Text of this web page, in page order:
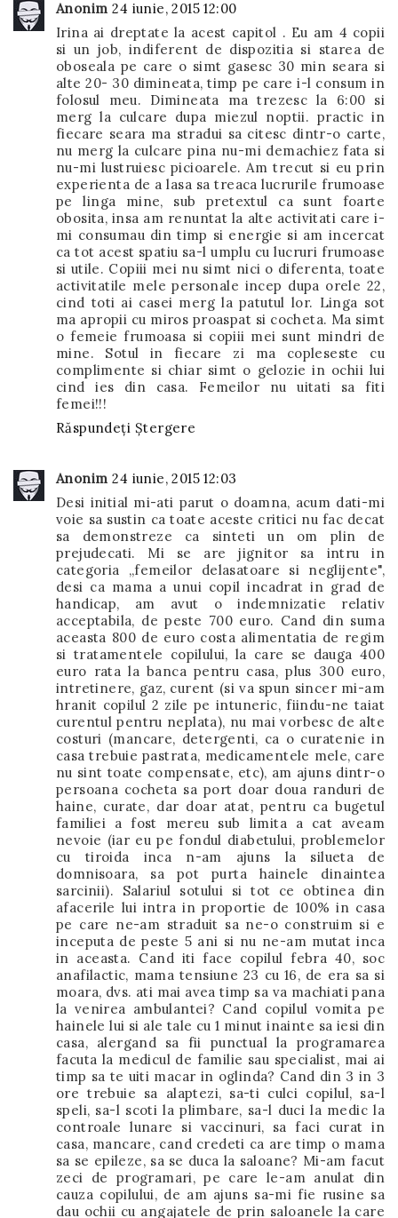
Anonim 24 iunie, 2015 12:00
Irina ai dreptate la acest capitol . Eu am 4 copii
si un job, indiferent de dispozitia si starea de
oboseala pe care o simt gasesc 30 min seara si
alte 20- 30 dimineata, timp pe care i-l consum in
folosul meu. Dimineata ma trezesc la 6:00 si
merg la culcare dupa miezul noptii. practic in
fiecare seara ma stradui sa citesc dintr-o carte,
nu merg la culcare pina nu-mi demachiez fata si
nu-mi lustruiesc picioarele. Am trecut si eu prin
experienta de a lasa sa treaca lucrurile frumoase
pe linga mine, sub pretextul ca sunt foarte
obosita, insa am renuntat la alte activitati care i-
mi consumau din timp si energie si am incercat
ca tot acest spatiu sa-l umplu cu lucruri frumoase
si utile. Copiii mei nu simt nici o diferenta, toate
activitatile mele personale incep dupa orele 22,
cind toti ai casei merg la patutul lor. Linga sot
ma apropii cu miros proaspat si cocheta. Ma simt
o femeie frumoasa si copiii mei sunt mindri de
mine. Sotul in fiecare zi ma copleseste cu
complimente si chiar simt o gelozie in ochii lui
cind ies din casa. Femeilor nu uitati sa fiti
femei!!!
Răspundeți Ștergere
Anonim 24 iunie, 2015 12:03
Desi initial mi-ati parut o doamna, acum dati-mi
voie sa sustin ca toate aceste critici nu fac decat
sa demonstreze ca sinteti un om plin de
prejudecati. Mi se are jignitor sa intru in
categoria ,,femeilor delasatoare si neglijente",
desi ca mama a unui copil incadrat in grad de
handicap, am avut o indemnizatie relativ
acceptabila, de peste 700 euro. Cand din suma
aceasta 800 de euro costa alimentatia de regim
si tratamentele copilului, la care se dauga 400
euro rata la banca pentru casa, plus 300 euro,
intretinere, gaz, curent (si va spun sincer mi-am
hranit copilul 2 zile pe intuneric, fiindu-ne taiat
curentul pentru neplata), nu mai vorbesc de alte
costuri (mancare, detergenti, ca o curatenie in
casa trebuie pastrata, medicamentele mele, care
nu sint toate compensate, etc), am ajuns dintr-o
persoana cocheta sa port doar doua randuri de
haine, curate, dar doar atat, pentru ca bugetul
familiei a fost mereu sub limita a cat aveam
nevoie (iar eu pe fondul diabetului, problemelor
cu tiroida inca n-am ajuns la silueta de
domnisoara, sa pot purta hainele dinaintea
sarcinii). Salariul sotului si tot ce obtinea din
afacerile lui intra in proportie de 100% in casa
pe care ne-am straduit sa ne-o construim si e
inceputa de peste 5 ani si nu ne-am mutat inca
in aceasta. Cand iti face copilul febra 40, soc
anafilactic, mama tensiune 23 cu 16, de era sa si
moara, dvs. ati mai avea timp sa va machiati pana
la venirea ambulantei? Cand copilul vomita pe
hainele lui si ale tale cu 1 minut inainte sa iesi din
casa, alergand sa fii punctual la programarea
facuta la medicul de familie sau specialist, mai ai
timp sa te uiti macar in oglinda? Cand din 3 in 3
ore trebuie sa alaptezi, sa-ti culci copilul, sa-l
speli, sa-l scoti la plimbare, sa-l duci la medic la
controale lunare si vaccinuri, sa faci curat in
casa, mancare, cand credeti ca are timp o mama
sa se epileze, sa se duca la saloane? Mi-am facut
zeci de programari, pe care le-am anulat din
cauza copilului, de am ajuns sa-mi fie rusine sa
dau ochii cu angajatele de prin saloanele la care